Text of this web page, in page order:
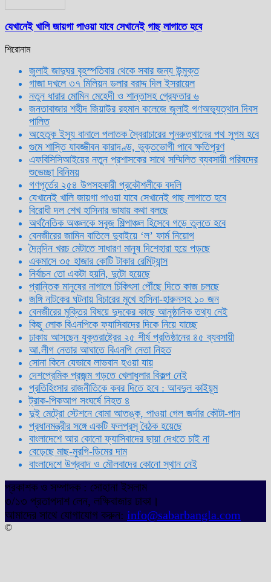
যেখানেই খালি জায়গা পাওয়া যাবে সেখানেই গাছ লাগাতে হবে
শিরোনাম
জুলাই জাদুঘর বৃহস্পতিবার থেকে সবার জন্য উন্মুক্ত
গাজা দখলে ৩৭ মিলিয়ন ডলার বরাদ্দ দিল ইসরায়েল
নতুন ধারার মোমিন মেহেদী ও শান্তাসহ গ্রেফতার ৬
জনতাবাজার শহীদ জিয়াউর রহমান কলেজে জুলাই গণঅভ্যুত্থান দিবস
পালিত
অহেতুক ইস্যু বানালে পলাতক স্বৈরাচারের পুনরুত্থানের পথ সুগম হবে
গুমে শাস্তি যাবজ্জীবন কারাদণ্ড, ভুক্তভোগী পাবে ক্ষতিপূরণ
এফবিসিসিআইয়ের নতুন প্রশাসকের সাথে সম্মিলিত ব্যবসায়ী পরিষদের
শুভেচ্ছা বিনিময়
গণপূর্তের ২৫৪ উপসহকারী প্রকৌশলীকে বদলি
যেখানেই খালি জায়গা পাওয়া যাবে সেখানেই গাছ লাগাতে হবে
বিরোধী দল শেখ হাসিনার ভাষায় কথা বলছে
অর্থনৈতিক অঞ্চলকে সবুজ শিল্পাঞ্চল হিসেবে গড়ে তুলতে হবে
বেনজীরের জামিন বাতিলে দুবাইয়ে ‌‘ল’ ফার্ম নিয়োগ
দৈনন্দিন খরচ মেটাতে সাধারণ মানুষ দিশেহারা হয়ে পড়ছে
একমাসে ৩৫ হাজার কোটি টাকার রেমিট্যান্স
নির্বাচন তো একটা হয়নি, দুটো হয়েছে
প্রান্তিক মানুষের নাগালে চিকিৎসা পৌঁছে দিতে কাজ চলছে
জঙ্গি নাটকের ঘটনায় বিচারের মুখে হাসিনা-হারুনসহ ১০ জন
বেনজীরের মুক্তির বিষয়ে দুদকের কাছে আনুষ্ঠানিক তথ্য নেই
কিছু লোক বিএনপিকে ফ্যাসিবাদের দিকে নিয়ে যাচ্ছে
ঢাকায় আসছেন যুক্তরাষ্ট্রের ২৫ শীর্ষ প্রতিষ্ঠানের ৪৫ ব্যবসায়ী
আ.লীগ নেতার আঘাতে বিএনপি নেতা নিহত
সোনা কিনে যেভাবে লাভবান হওয়া যায়
দেশপ্রেমিক প্রজন্ম গড়তে খেলাধুলার বিকল্প নেই
প্রতিহিংসার রাজনীতিকে কবর দিতে হবে : আবদুল কাইয়ূম
ট্রাক-পিকআপ সংঘর্ষে নিহত ৪
দুই মেট্রো স্টেশনে বোমা আতঙ্ক, পাওয়া গেল জর্দার কৌটা-পান
প্রধানমন্ত্রীর সঙ্গে একটি ফলপ্রসূ বৈঠক হয়েছে
বাংলাদেশে আর কোনো ফ্যাসিবাদের ছায়া দেখতে চাই না
বেড়েছে মাছ-মুরগি-ডিমের দাম
বাংলাদেশে উগ্রবাদ ও মৌলবাদের কোনো স্থান নেই
প্রকাশক ও সম্পাদক : সোহানা ইসলাম
৩/১৩ প্রতাপদাশ লেন, লক্ষিবাজার ঢাকা।
আমাদের সাথে যোগাযোগ করুন: info@sabarbangla.com
©